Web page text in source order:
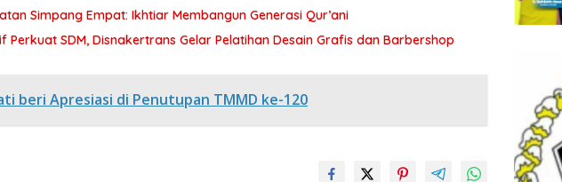
Simpang Empat: Ikhtiar Membangun Generasi Qur’ani
Perkuat SDM, Disnakertrans Gelar Pelatihan Desain Grafis dan Barbershop
beri Apresiasi di Penutupan TMMD ke-120